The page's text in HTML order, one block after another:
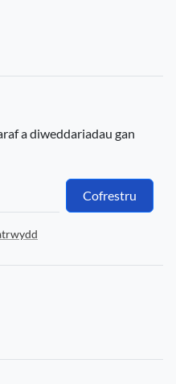
a diweddariadau gan
Cofrestru